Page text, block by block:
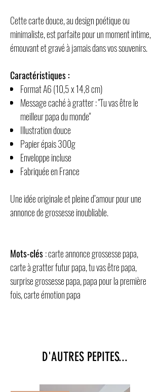
Cette carte douce, au design poétique ou
minimaliste, est parfaite pour un moment intime,
émouvant et gravé à jamais dans vos souvenirs.
Caractéristiques :
Format A6 (10,5 x 14,8 cm)
Message caché à gratter : "Tu vas être le
meilleur papa du monde"
Illustration douce
Papier épais 300g
Enveloppe incluse
Fabriquée en France
Une idée originale et pleine d’amour pour une
annonce de grossesse inoubliable.
Mots-clés: carte annonce grossesse papa,
carte à gratter futur papa, tu vas être papa,
surprise grossesse papa, papa pour la première
fois, carte émotion papa
D'AUTRES PEPITES...